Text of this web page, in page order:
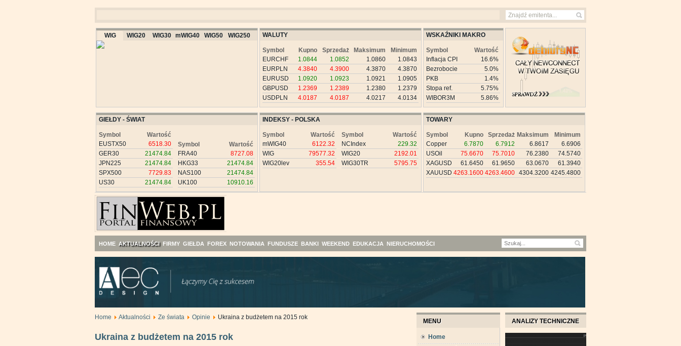
WIG WIG20 WIG30 mWIG40 WIG50 WIG250 WALUTY
Symbol Kupno Sprzedaż Maksimum
Minimum
EURCHF
1.0844 1.0852 1.0860
1.0843
EURPLN
4.3840 4.3900 4.3870
4.3870
EURUSD
1.0920 1.0923 1.0921
1.0905
GBPUSD
1.2369 1.2389 1.2380
1.2379
USDPLN
4.0187 4.0187 4.0217 4.0134
WSKAŹNIKI MAKRO
Symbol
Wartość
Inflacja CPI
16.6%
Bezrobocie
5.0%
PKB
1.4%
Stopa ref.
5.75%
WIBOR3M
5.86%
GIEŁDY - ŚWIAT
Symbol
Wartość
EUSTX50
6518.30
GER30
21474.84
JPN225
21474.84
SPX500
7729.83
US30
21474.84
Symbol
Wartość
FRA40
8727.08
HKG33
21474.84
NAS100
21474.84
UK100
10910.16
INDEKSY - POLSKA
Symbol
Wartość
mWIG40
6122.32
WIG
79577.32
WIG20lev
355.54
Symbol
Wartość
NCIndex
229.32
WIG20
2192.01
WIG30TR
5795.75
TOWARY
Symbol Kupno Sprzedaż Maksimum
Minimum
Copper
6.7870 6.7912 6.8617
6.6906
USOil
75.6670 75.7010 76.2380
74.5740
XAGUSD
61.6450 61.9650 63.0670
61.3940
XAUUSD 4263.1600 4263.4600 4304.3200 4245.4800
HOME AKTUALNOŚCI FIRMY GIEŁDA FOREX NOTOWANIA FUNDUSZE BANKI WEEKEND EDUKACJA NIERUCHOMOŚCI
Home Aktualności Ze świata Opinie Ukraina z budżetem na 2015 rok
Ukraina z budżetem na 2015 rok
MENU
Home
ANALIZY TECHNICZNE